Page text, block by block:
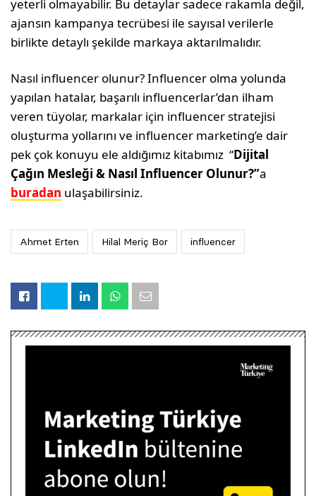
yeterli olmayabilir. Bu detaylar sadece rakamla değil,
ajansın kampanya tecrübesi ile sayısal verilerle
birlikte detaylı şekilde markaya aktarılmalıdır.
Nasıl influencer olunur? Influencer olma yolunda
yapılan hatalar, başarılı influencerlar’dan ilham
veren tüyolar, markalar için influencer stratejisi
oluşturma yollarını ve influencer marketing’e dair
pek çok konuyu ele aldığımız kitabımız “Dijital
Çağın Mesleği & Nasıl Influencer Olunur?”a
buradan ulaşabilirsiniz.
Ahmet Erten Hilal Meriç Bor influencer